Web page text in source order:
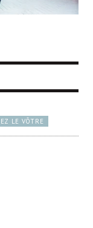
LE VÔTRE